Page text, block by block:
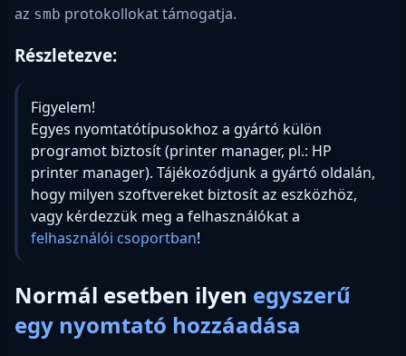
az smb protokollokat támogatja.
Részletezve:
Figyelem!
Egyes nyomtatótípusokhoz a gyártó külön
programot biztosít (printer manager, pl.: HP
printer manager). Tájékozódjunk a gyártó oldalán,
hogy milyen szoftvereket biztosít az eszközhöz,
vagy kérdezzük meg a felhasználókat a
felhasználói csoportban!
Normál esetben ilyen egyszerű
egy nyomtató hozzáadása